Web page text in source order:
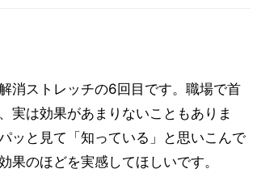
消ストレッチの6回目です。職場で首
実は効果があまりないこともありま
ッと見て「知っている」と思いこんで
のほどを実感してほしいです。